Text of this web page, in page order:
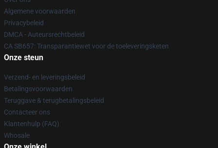
Algemene voorwaarden
Privacybeleid
DMCA - Auteursrechtbeleid
CA SB657: Transparantiewet voor de toeleveringsketen
Onze steun
Verzend- en leveringsbeleid
Betalingsvoorwaarden
Teruggave & terugbetalingsbeleid
Contacteer ons
Klantenhulp (FAQ)
Whosale